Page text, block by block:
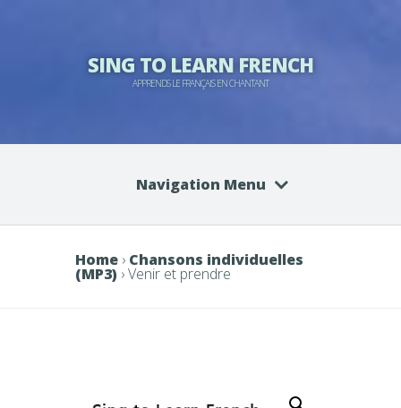
SING TO LEARN FRENCH
APPRENDS LE FRANÇAIS EN CHANTANT
Navigation Menu
Home › Chansons individuelles
(MP3) › Venir et prendre